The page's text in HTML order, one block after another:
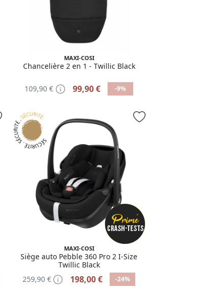
MAXI-COSI
Chancelière 2 en 1 - Twillic Black
109,90 € 99,90 € -9%
MAXI-COSI
Siège auto Pebble 360 Pro 2 I-Size
Twillic Black
259,90 €
198,00 € -24%